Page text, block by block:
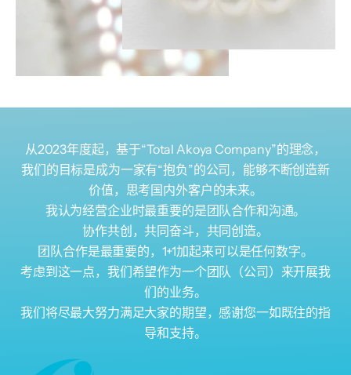
从2023年度起，基于“Total Akoya Company”的理念，
我们的目标是成为一家有“抱负”的公司，能够不断创造新
价值，思考国内外客户的未来。
我认为经营企业时最重要的是团队合作和沟通。
协作共创，共同奋斗，共同创造。
团队合作是最重要的，1+1加起来可以是任何数字。
考虑到这一点，我们希望作为一个团队（公司）来开展我
们的业务。
我们将尽最大努力满足大家的期望，感谢您一如既往的指
导和支持。